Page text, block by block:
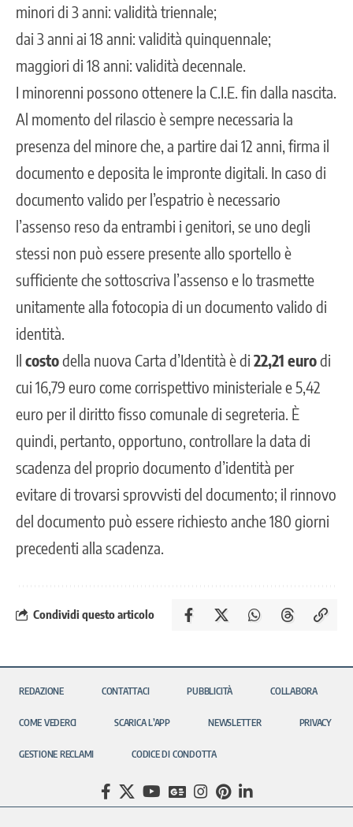
minori di 3 anni: validità triennale;
dai 3 anni ai 18 anni: validità quinquennale;
maggiori di 18 anni: validità decennale.
I minorenni possono ottenere la C.I.E. fin dalla nascita.
Al momento del rilascio è sempre necessaria la
presenza del minore che, a partire dai 12 anni, firma il
documento e deposita le impronte digitali. In caso di
documento valido per l’espatrio è necessario
l’assenso reso da entrambi i genitori, se uno degli
stessi non può essere presente allo sportello è
sufficiente che sottoscriva l’assenso e lo trasmette
unitamente alla fotocopia di un documento valido di
identità.
Il costodella nuova Carta d’Identità è di 22,21 eurodi
cui 16,79 euro come corrispettivo ministeriale e 5,42
euro per il diritto fisso comunale di segreteria. È
quindi, pertanto, opportuno, controllare la data di
scadenza del proprio documento d’identità per
evitare di trovarsi sprovvisti del documento; il rinnovo
del documento può essere richiesto anche 180 giorni
precedenti alla scadenza.
Condividi questo articolo
REDAZIONE CONTATTACI PUBBLICITÀ COLLABORA
COME VEDERCI SCARICA L’APP NEWSLETTER PRIVACY
GESTIONE RECLAMI CODICE DI CONDOTTA